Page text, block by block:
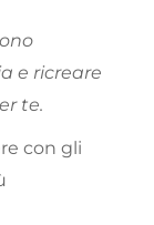
e ricreare
te.
con gli